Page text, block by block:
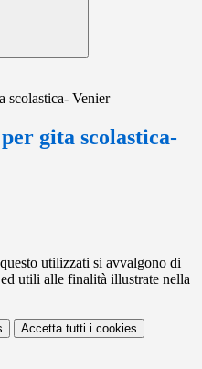
scolastica- Venier
gita scolastica-
utilizzati si avvalgono di
utili alle finalità illustrate nella
Accetta tutti i cookies